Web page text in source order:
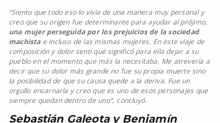
“Siento que todo eso lo vivía de una manera muy personal y
creo que su origen fue determinante para ayudar al prójimo,
una mujer perseguida por los prejuicios de la sociedad
machista e incluso de las mismas mujeres. En este viaje de
composición y dolor sentí qué significó para ella dejar a su
pueblo en el momento que más la necesitaba, Me atrevería a
decir que su dolor más grande no fue su propia muerte sino
la posibilidad de que su causa quede a la deriva. Fue un
orgullo encarnarla y creo que es uno de esos personajes que
siempre quedan dentro de uno”, concluyó.
Sebastián Galeota y Benjamín